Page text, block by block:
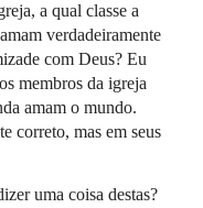
a qual classe a
verdadeiramente
com Deus? Eu
membros da igreja
amam o mundo.
correto, mas em seus
uma coisa destas?